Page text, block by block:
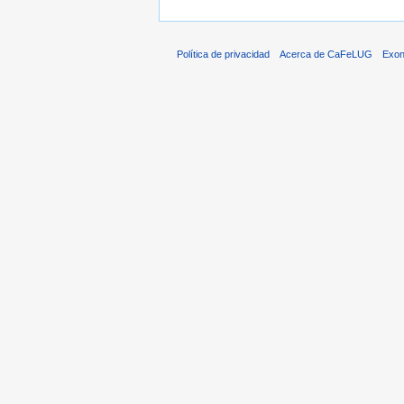
Política de privacidad Acerca de CaFeLUG